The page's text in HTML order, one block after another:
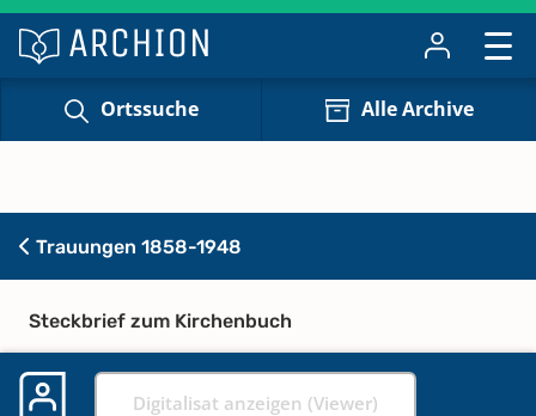
Ortssuche Alle Archive
Trauungen 1858-1948
Steckbrief zum Kirchenbuch
Digitalisat anzeigen (Viewer)